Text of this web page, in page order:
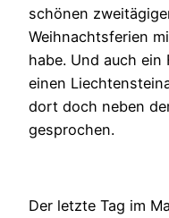
schönen
Weihnachtsferien
habe. Und auch
einen
dort doch neben
gesprochen.
Der letzte Tag im